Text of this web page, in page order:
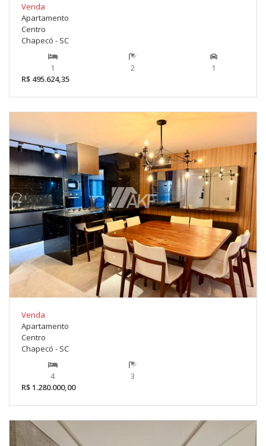
Venda
Apartamento
Centro
Chapecó - SC
1 2
1
R$ 495.624,35
Venda
Apartamento
Centro
Chapecó - SC
4
3
R$ 1.280.000,00